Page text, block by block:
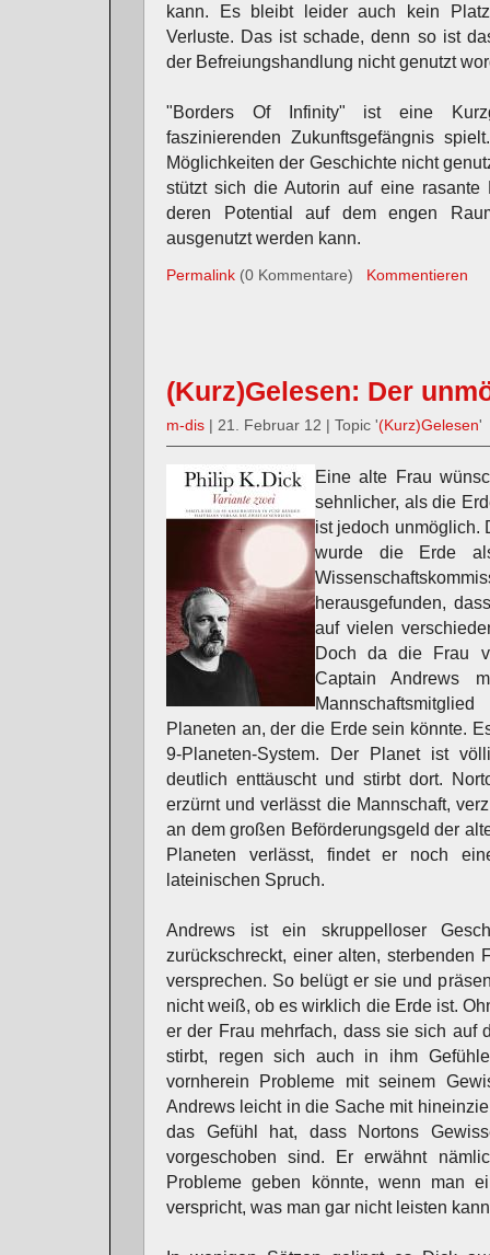
kann. Es bleibt leider auch kein
Verluste. Das ist schade, denn so ist
der Befreiungshandlung nicht genutzt
"Borders Of Infinity" ist eine
faszinierenden Zukunftsgefängnis
Möglichkeiten der Geschichte nicht
stützt sich die Autorin auf eine rasante
deren Potential auf dem engen
ausgenutzt werden kann.
Permalink (0 Kommentare) Kommentieren
(Kurz)Gelesen: Der
m-dis | 21. Februar 12 | Topic '(Kurz)Gelesen'
Eine alte Frau
sehnlicher, als die
ist jedoch unmöglich.
wurde die Erde
herausgefunden,
auf vielen
Doch da die Frau
Captain Andrews
Planeten an, der die Erde sein könnte.
9-Planeten-System. Der Planet ist
deutlich enttäuscht und stirbt dort.
erzürnt und verlässt die Mannschaft,
an dem großen Beförderungsgeld der
Planeten verlässt, findet er noch
lateinischen Spruch.
Andrews ist ein skruppelloser
zurückschreckt, einer alten, sterbenden
versprechen. So belügt er sie und
nicht weiß, ob es wirklich die Erde ist.
er der Frau mehrfach, dass sie sich auf
stirbt, regen sich auch in ihm
vornherein Probleme mit seinem
Andrews leicht in die Sache mit
das Gefühl hat, dass Nortons
vorgeschoben sind. Er erwähnt
Probleme geben könnte, wenn man
verspricht, was man gar nicht leisten